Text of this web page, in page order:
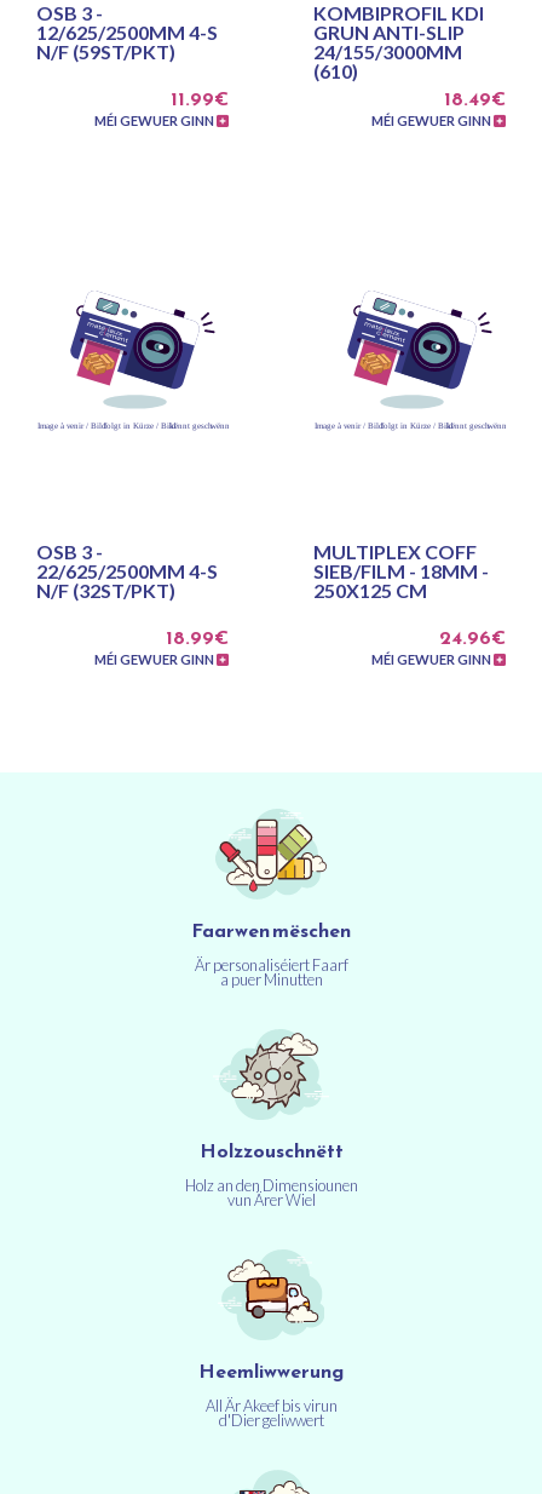
OSB 3 -
12/625/2500MM 4-S
N/F (59ST/PKT)
11.99€
MÉI GEWUER GINN
KOMBIPROFIL KDI
GRUN ANTI-SLIP
24/155/3000MM
(610)
18.49€
MÉI GEWUER GINN
OSB 3 -
22/625/2500MM 4-S
N/F (32ST/PKT)
18.99€
MÉI GEWUER GINN
MULTIPLEX COFF
SIEB/FILM - 18MM -
250X125 CM
24.96€
MÉI GEWUER GINN
Faarwen mëschen
Är personaliséiert Faarf
a puer Minutten
Holzzouschnëtt
Holz an den Dimensiounen
vun Ärer Wiel
Heemliwwerung
All Är Akeef bis virun
d'Dier geliwwert